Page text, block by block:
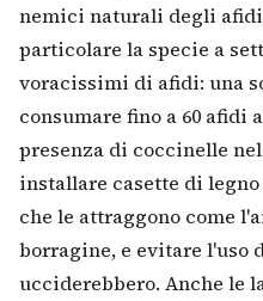
nemici naturali degli
particolare la specie a
voracissimi di afidi: una
consumare fino a 60 afidi
presenza di coccinelle
installare casette di
che le attraggono come
borragine, e evitare
ucciderebbero. Anche le